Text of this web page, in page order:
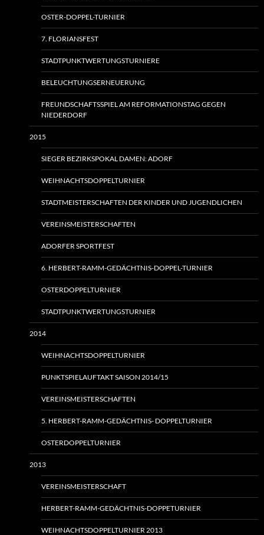
OSTER-DOPPEL-TURNIER
7. FLORIANSFEST
STADTPUNKTWERTUNGSTURNIERE
BELEUCHTUNGSERNEUERUNG
FREUNDSCHAFTSSPIEL AM REFORMATIONSTAG GEGEN
NIEDERDORF
2015
SIEGER BEZIRKSPOKAL DAMEN: ADORF
WEIHNACHTSDOPPELTURNIER
STADTMEISTERSCHAFTEN DER KINDER UND JUGENDLICHEN
VEREINSMEISTERSCHAFTEN
ADORFER SPORTFEST
6. HERBERT-RAMM-GEDÄCHTNIS-DOPPEL-TURNIER
OSTERDOPPELTURNIER
STADTPUNKTWERTUNGSTURNIER
2014
WEIHNACHTSDOPPELTURNIER
PUNKTSPIELAUFTAKT SAISON 2014/15
VEREINSMEISTERSCHAFTEN
5. HERBERT-RAMM-GEDÄCHTNIS- DOPPELTURNIER
OSTERDOPPELTURNIER
2013
VEREINSMEISTERSCHAFT
HERBERT-RAMM-GEDÄCHTNIS-DOPPETURNIER
WEIHNACHTSDOPPELTURNIER 2013